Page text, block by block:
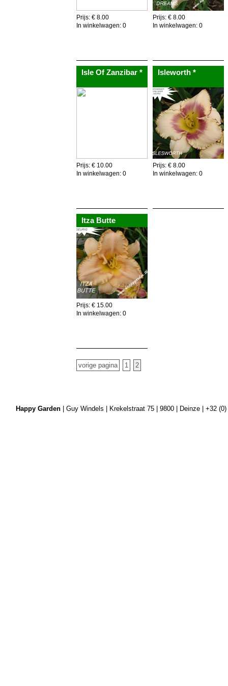
Nuttig om weten,de gehele plant is eetbaar,dus
recyclage!
Prijs: € 8.00
In winkelwagen: 0
Prijs: € 8.00
In winkelwagen: 0
Isle Of Zanzibar *
Prijs: € 10.00
In winkelwagen: 0
Isleworth *
Prijs: € 8.00
In winkelwagen: 0
Itza Butte
Prijs: € 15.00
In winkelwagen: 0
vorige pagina 1 2
Happy Garden| Guy Windels | Krekelstraat 75 | 9800 | Deinze | +32